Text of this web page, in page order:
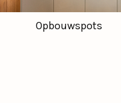
Opbouwspots